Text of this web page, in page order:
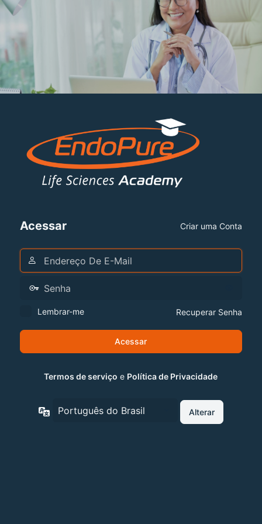
Acessar Criar uma Conta
Lembrar-me Recuperar Senha
Termos de serviço e Política de Privacidade
Idioma